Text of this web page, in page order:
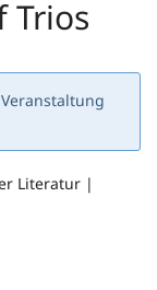
Trios
Literatur |